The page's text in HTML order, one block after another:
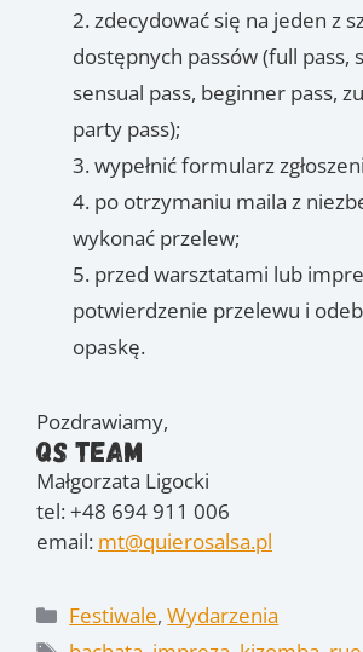
zdecydować się na jeden z
dostępnych passów (full pass,
sensual pass, beginner pass,
party pass);
wypełnić formularz
po otrzymaniu maila z
wykonać przelew;
przed warsztatami lub
potwierdzenie przelewu i
opaskę.
Pozdrawiamy,
QS Team
Małgorzata Ligocki
tel: +48 694 911 006
email: mt@quierosalsa.pl
Kategorie
Festiwale,Wydarzenia